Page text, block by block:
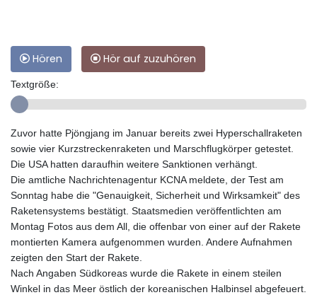
Hören Hör auf zuzuhören
Textgröße:
Zuvor hatte Pjöngjang im Januar bereits zwei Hyperschallraketen
sowie vier Kurzstreckenraketen und Marschflugkörper getestet.
Die USA hatten daraufhin weitere Sanktionen verhängt.
Die amtliche Nachrichtenagentur KCNA meldete, der Test am
Sonntag habe die "Genauigkeit, Sicherheit und Wirksamkeit" des
Raketensystems bestätigt. Staatsmedien veröffentlichten am
Montag Fotos aus dem All, die offenbar von einer auf der Rakete
montierten Kamera aufgenommen wurden. Andere Aufnahmen
zeigten den Start der Rakete.
Nach Angaben Südkoreas wurde die Rakete in einem steilen
Winkel in das Meer östlich der koreanischen Halbinsel abgefeuert.